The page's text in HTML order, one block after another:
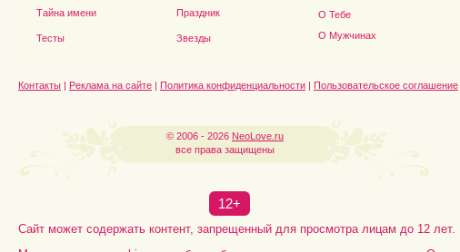
Дэниел Рэдклифф...
Тайна имени
Тесты
Праздник
Звезды
О Тебе
О Мужчинах
Контакты | Реклама на сайте | Политика конфиденциальности | Пользовательское соглашение
© 2006 - 2026 NeoLove.ru
все права защищены
12+
Сайт может содержать контент, запрещенный для просмотра лицам до 12 лет.